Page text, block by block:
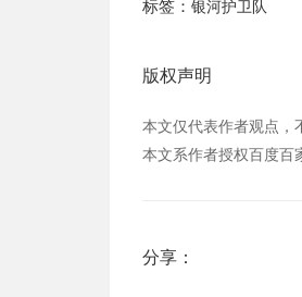
标签： 银河护卫队
版权声明
本文仅代表作者观点，
本文系作者授权百度百
分享：